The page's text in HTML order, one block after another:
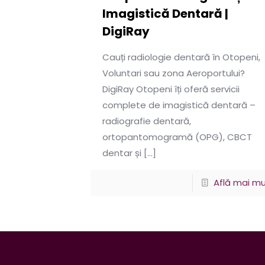
Imagistică Dentară |
DigiRay
Cauți radiologie dentară în Otopeni,
Voluntari sau zona Aeroportului?
DigiRay Otopeni îți oferă servicii
complete de imagistică dentară –
radiografie dentară,
ortopantomogramă (OPG), CBCT
dentar și […]
Află mai